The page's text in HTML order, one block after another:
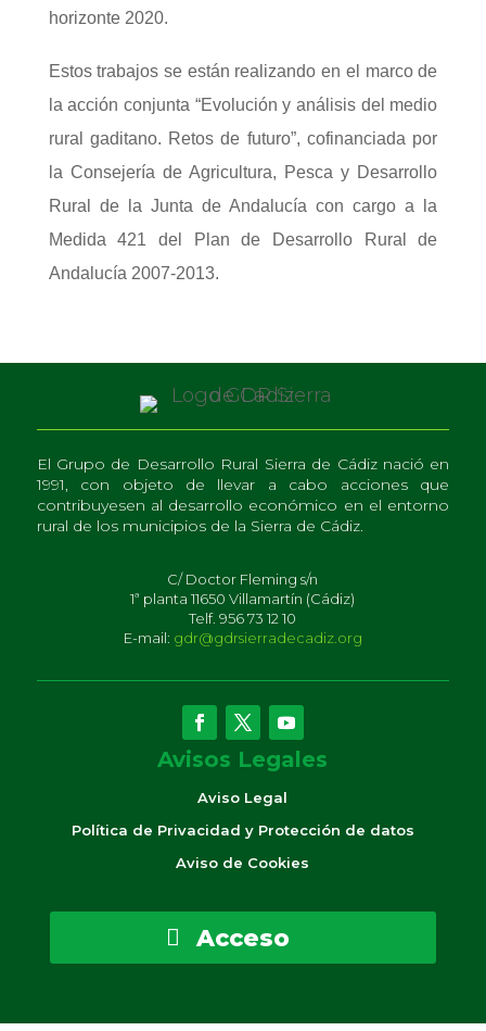
horizonte 2020.
Estos trabajos se están realizando en el marco de
la acción conjunta “Evolución y análisis del medio
rural gaditano. Retos de futuro”, cofinanciada por
la Consejería de Agricultura, Pesca y Desarrollo
Rural de la Junta de Andalucía con cargo a la
Medida 421 del Plan de Desarrollo Rural de
Andalucía 2007-2013.
El Grupo de Desarrollo Rural Sierra de Cádiz nació en
1991, con objeto de llevar a cabo acciones que
contribuyesen al desarrollo económico en el entorno
rural de los municipios de la Sierra de Cádiz.
C/ Doctor Fleming s/n
1ª planta 11650 Villamartín (Cádiz)
Telf. 956 73 12 10
E-mail: gdr@gdrsierradecadiz.org
Avisos Legales
Aviso Legal
Política de Privacidad y Protección de datos
Aviso de Cookies
Acceso